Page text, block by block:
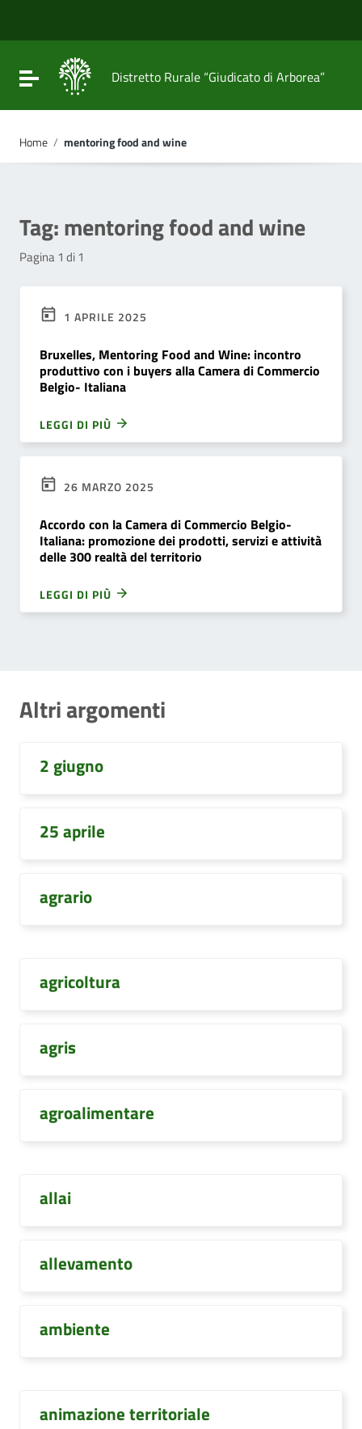
Vai al footer
Attiva / disattiva la navigazione
Distretto Rurale “Giudicato di Arborea”
Home / mentoring food and wine
Tag:mentoring food and wine
Pagina 1 di 1
1 APRILE 2025
Bruxelles, Mentoring Food and Wine: incontro
produttivo con i buyers alla Camera di Commercio
Belgio- Italiana
LEGGI DI PIÙ
26 MARZO 2025
Accordo con la Camera di Commercio Belgio-
Italiana: promozione dei prodotti, servizi e attività
delle 300 realtà del territorio
LEGGI DI PIÙ
Altri argomenti
2 giugno
25 aprile
agrario
agricoltura
agris
agroalimentare
allai
allevamento
ambiente
animazione territoriale